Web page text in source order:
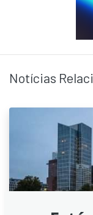
Notícias